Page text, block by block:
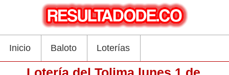
Inicio Baloto Loterías